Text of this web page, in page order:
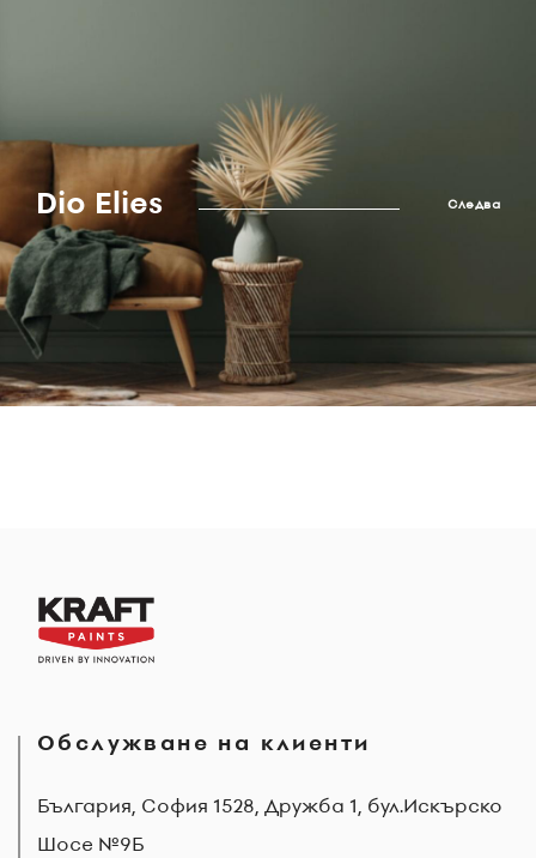
Dio Elies Следва
Обслужване на клиенти
България, София 1528, Дружба 1, бул.Искърско
Шосе №9Б